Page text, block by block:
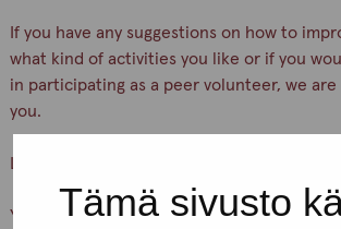
Tämä sivusto
If you have any suggestions on how to
what kind of activities you like or if you
in participating as a peer volunteer, we
you.
You are warmly welcome, Pro-tukipiste